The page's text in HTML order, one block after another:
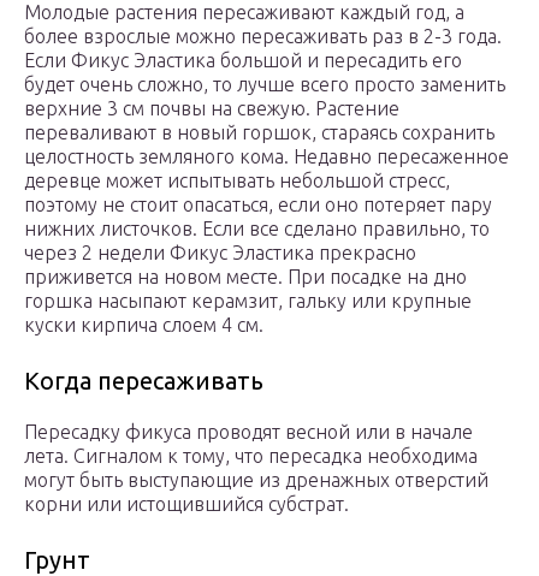
Молодые растения пересаживают каждый год, а
более взрослые можно пересаживать раз в 2-3 года.
Если Фикус Эластика большой и пересадить его
будет очень сложно, то лучше всего просто заменить
верхние 3 см почвы на свежую. Растение
переваливают в новый горшок, стараясь сохранить
целостность земляного кома. Недавно пересаженное
деревце может испытывать небольшой стресс,
поэтому не стоит опасаться, если оно потеряет пару
нижних листочков. Если все сделано правильно, то
через 2 недели Фикус Эластика прекрасно
приживется на новом месте. При посадке на дно
горшка насыпают керамзит, гальку или крупные
куски кирпича слоем 4 см.
Когда пересаживать
Пересадку фикуса проводят весной или в начале
лета. Сигналом к тому, что пересадка необходима
могут быть выступающие из дренажных отверстий
корни или истощившийся субстрат.
Грунт